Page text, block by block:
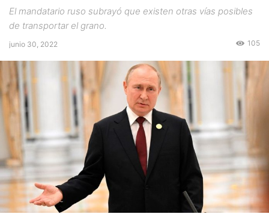
El mandatario ruso subrayó que existen otras vías posibles
de transportar el grano.
junio 30, 2022 105